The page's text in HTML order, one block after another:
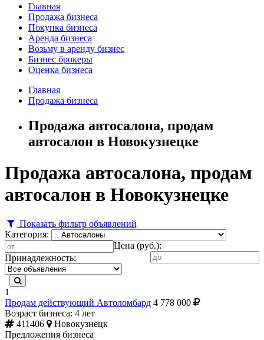
Главная
Продажа бизнеса
Покупка бизнеса
Аренда бизнеса
Возьму в аренду бизнес
Бизнес брокеры
Оценка бизнеса
Главная
Продажа бизнеса
Продажа автосалона, продам
автосалон в Новокузнецке
Продажа автосалона, продам
автосалон в Новокузнецке
Показать фильтр объявлений
Категория:
Цена (руб.):
Принадлежность:
1
Продам действующий Автоломбард 4 778 000
Возраст бизнеса: 4 лет
411406
Новокузнецк
Предложения бизнеса